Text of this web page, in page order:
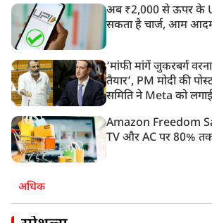
अब ₹2,000 से ऊपर के
सकता है चार्ज, आम
‘मांफी मांगें जुकरबर्ग
तैयार’, PM मोदी की
समिति ने Meta को
Amazon Freedom
TV और AC पर 80%
अधिक